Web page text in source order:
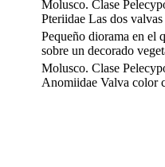
Molusco. Clase
Pteriidae Las dos
Pequeño diorama en el
sobre un decorado
Molusco. Clase
Anomiidae Valva color